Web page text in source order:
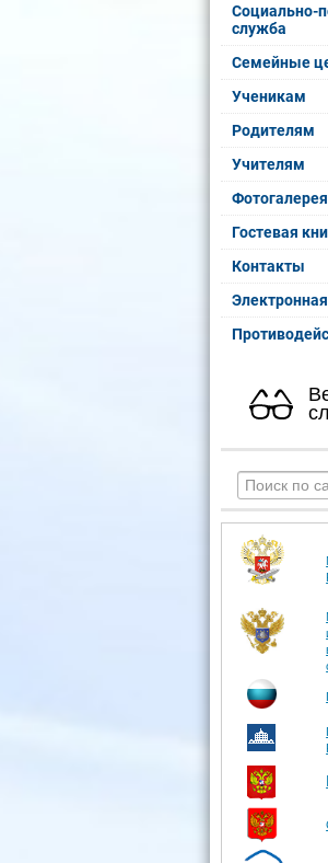
Социально-
служба
Семейные
Ученикам
Родителям
Учителям
Фотогалерея
Гостевая
Контакты